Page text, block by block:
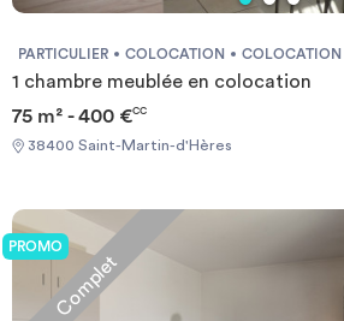
PARTICULIER COLOCATION COLOCATION
1 chambre meublée en colocation
75 m² - 400 €CC
38400 Saint-Martin-d'Hères
Complet
PROMO